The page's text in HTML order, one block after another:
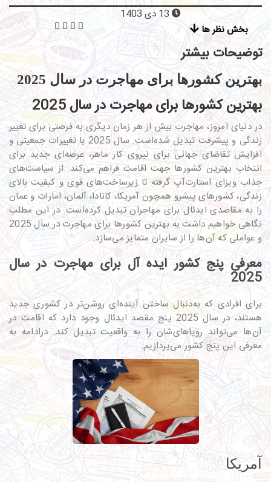
بخش نظر ها
توضیحات بیشتر
بهترین کشورها برای مهاجرت در سال 2025
بهترین کشورها برای مهاجرت در سال 2025
در دنیای امروز، مهاجرت بیش از هر زمان دیگری به فرصتی برای تغییر
زندگی و پیشرفت تبدیل شده‌است. سال 2025 با تغییرات جمعیتی و
افزایش تقاضای جهانی برای نیروی کار ماهر، عرصه‌ای جدید برای
انتخاب بهترین کشورها جهت اقامت فراهم می‌کند. از سیاست‌های
جذاب ویزای استارت‌آپ گرفته تا زیرساخت‌های قوی و کیفیت بالای
زندگی، کشورهای پیشرو همچون آمریکا، کانادا، آلمان، امارات و عمان
را به مقاصدی ایدئال برای مهاجران تبدیل کرده‌است. در این مطلب
نگاهی خواهیم داشت به بهترین کشورها برای مهاجرت در سال 2025
و عواملی که آن‌ها را از سایران متمایز می‌سازد.
معرفی پنج کشور ایده آل برای مهاجرت در سال
2025
برای افرادی که به‌دنبال ساختن آینده‌ای روشن‌تر در کشوری جدید
هستند، در سال 2025 پنج مقصد ایدئال وجود دارد که اقامت در
آن‌ها می‌تواند رویاهای‌شان را به واقعیت تبدیل کند. درادامه به
معرفی این پنج کشور می‌پردازیم:
آمریکا